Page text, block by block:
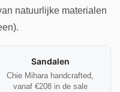
natuurlijke materialen
Sandalen
Chie Mihara handcrafted,
vanaf €208 in de sale